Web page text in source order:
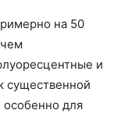
на 50
и
существенной
особенно для